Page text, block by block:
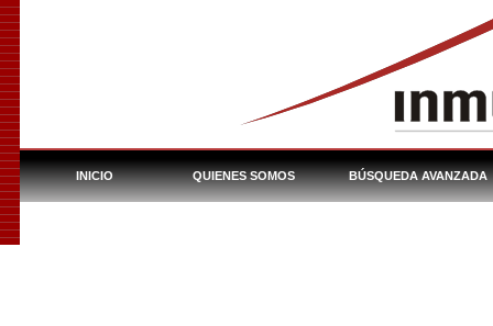
INICIO QUIENES SOMOS BÚSQUEDA AVANZADA